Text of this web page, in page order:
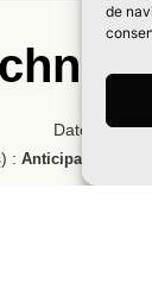
de
Date de
: Anticipation
Taille :